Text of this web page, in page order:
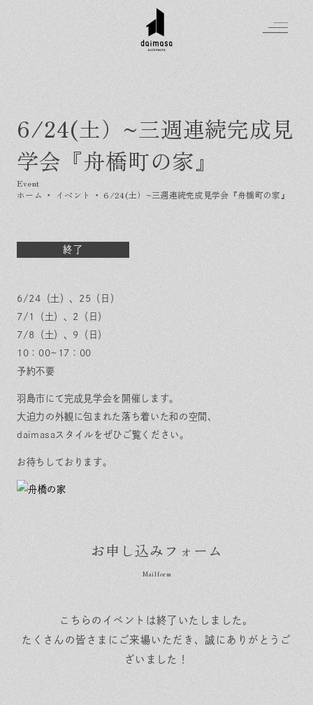
6/24(土）~三週連続完成見
学会『舟橋町の家』
ホーム ・ イベント ・6/24(土）~三週連続完成見学会『舟橋町の家』
終了
6/24（土）、25（日）
7/1（土）、2（日）
7/8（土）、9（日）
10：00~17：00
予約不要
羽島市にて完成見学会を開催します。
大迫力の外観に包まれた落ち着いた和の空間、
daimasaスタイルをぜひご覧ください。
お待ちしております。
お申し込みフォーム
こちらのイベントは終了いたしました。
たくさんの皆さまにご来場いただき、誠にありがとうご
ざいました！
Greeting
はじめましての方へ
Made in DAIMASA
私たちの想い
素材のこだわり
保証とサポート
ヒノキプロジェクト
For customer
スタイル集
気軽に相談会
よくある質問
お客様の声
木材辞典
Topics
お知らせ
Company
スタッフ紹介
採用情報
資料請求
In
st
ag
ra
m
Fa
ce
ok
LI
N